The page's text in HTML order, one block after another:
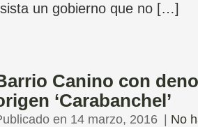
un gobierno que no […]
Canino con
‘Carabanchel’
en 14 marzo, 2016 No